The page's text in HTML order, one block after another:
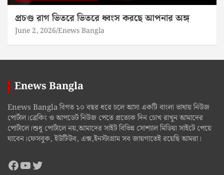
প্রচণ্ড রাগ ভিতরে ভিতরে ধ্বংস করছে আপনার অঙ্গ
June 2, 2026 Enews Bangla
Enews Bangla
Enews Bangla বিগত ১০ বছর ধরে চলে আসা একটি বাংলা ভাষায় নিউজ
পোর্টাল।ব্রেকিং ও আপডেট নিউজ পেতে প্রত্যেক দিন চোখ রাখুন আমাদের
পোর্টালে।শুধু পোর্টালে নয়,আমাদের সাইট বিভিন্ন সোশ্যাল মিডিয়া সাইটে পেয়ে
যাবেন।ফেসবুক, ইউটিউব, এক্স,ইনস্টাগ্রাম সব জায়গাতেই রয়েছি আমরা।
Facebook
YouTube
Twitter